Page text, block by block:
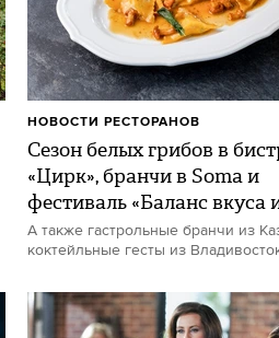
Сезон белых грибов в
«Цирк», бранчи в Soma и
фестиваль «Баланс вкуса
А также гастрольные бранчи из
коктейльные гесты из
НОВОСТИ РЕСТОРАНОВ